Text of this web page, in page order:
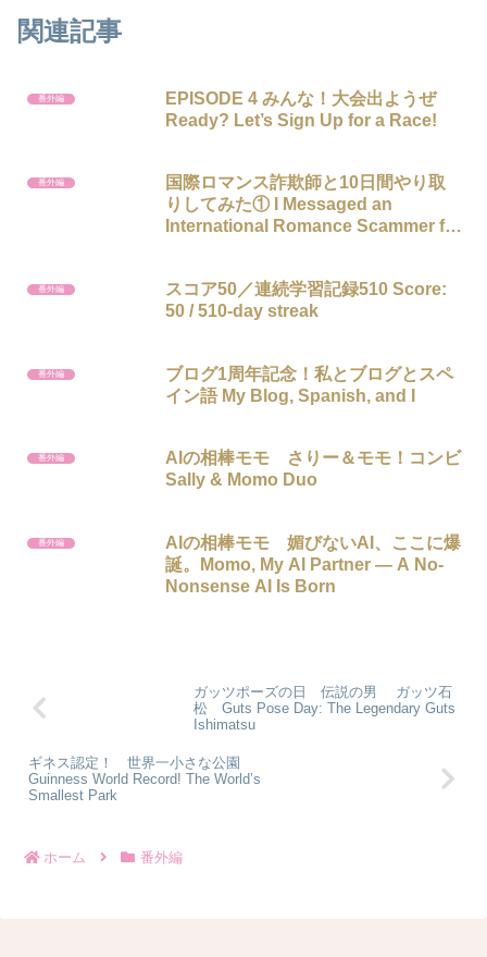
関連記事
番外編
EPISODE 4 みんな！大会出ようぜ
Ready? Let’s Sign Up for a Race!
番外編
国際ロマンス詐欺師と10日間やり取
りしてみた① I Messaged an
International Romance Scammer for
番外編
スコア50／連続学習記録510 Score:
50 / 510-day streak
番外編
ブログ1周年記念！私とブログとスペ
イン語 My Blog, Spanish, and I
番外編
AIの相棒モモ さりー＆モモ！コンビ
Sally & Momo Duo
番外編
AIの相棒モモ 媚びないAI、ここに爆
誕。Momo, My AI Partner — A No-
Nonsense AI Is Born
ガッツポーズの日 伝説の男 ガッツ石
松 Guts Pose Day: The Legendary Guts
Ishimatsu
ギネス認定！ 世界一小さな公園
Guinness World Record! The World’s
Smallest Park
ホーム 番外編